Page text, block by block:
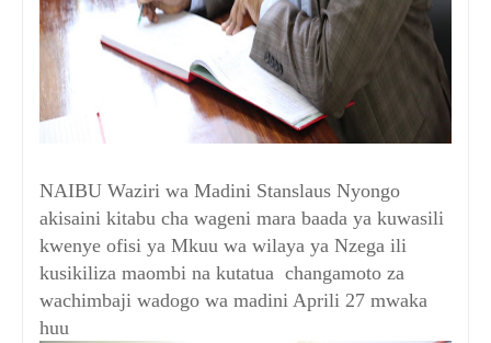
NAIBU Waziri wa Madini Stanslaus Nyongo
akisaini kitabu cha wageni mara baada ya kuwasili
kwenye ofisi ya Mkuu wa wilaya ya Nzega ili
kusikiliza maombi na kutatua changamoto za
wachimbaji wadogo wa madini Aprili 27 mwaka
huu